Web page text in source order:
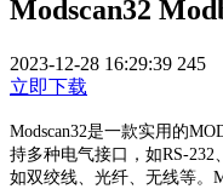
Modscan32
2023-12-28 16:29:39 245
立即下载
Modscan32是一款实用的
持多种电气接口，如RS-232
如双绞线、光纤、无线等。